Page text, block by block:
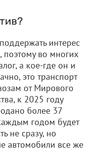
интерес
во многих
а кое-где он и
это транспорт
от Мирового
к 2025 году
более 37
годом будет
не сразу, но
автомобили все же